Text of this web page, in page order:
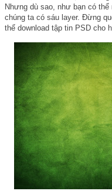
Nhưng dù sao, như bạn có
chúng ta có sáu layer. Đừng
thể download tập tin PSD cho